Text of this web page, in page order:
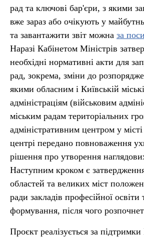
рад та ключові бар'єри, з якими
вже зараз або очікують у
та завантажити звіт можна за
Наразі Кабінетом Міністрів
необхідні нормативні акти для
рад, зокрема, зміни до
якими обласним і Київській
адміністраціям (військовим
міським радам територіальних
адміністративним центром у
центрі передано повноваження
рішення про утворення
Наступним кроком є
областей та великих міст
ради закладів професійної освіти
формування, після чого
Проєкт реалізується за підтримки